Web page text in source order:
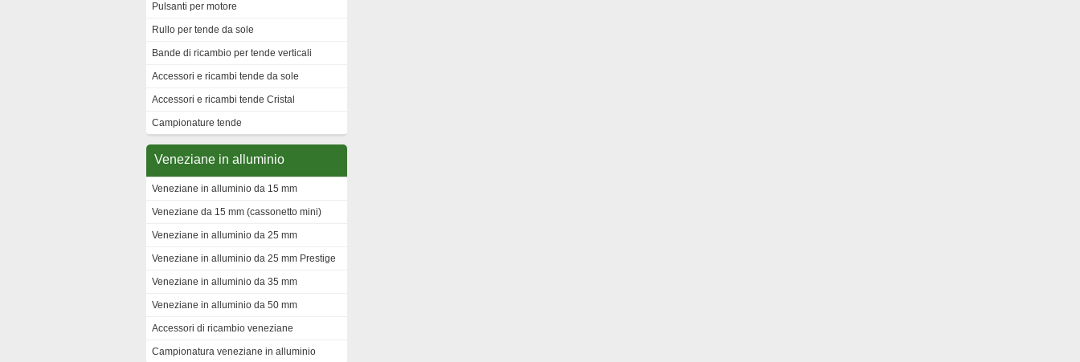
Pulsanti per motore
Rullo per tende da sole
Bande di ricambio per tende verticali
Accessori e ricambi tende da sole
Accessori e ricambi tende Cristal
Campionature tende
Veneziane in alluminio
Veneziane in alluminio da 15 mm
Veneziane da 15 mm (cassonetto mini)
Veneziane in alluminio da 25 mm
Veneziane in alluminio da 25 mm Prestige
Veneziane in alluminio da 35 mm
Veneziane in alluminio da 50 mm
Accessori di ricambio veneziane
Campionatura veneziane in alluminio